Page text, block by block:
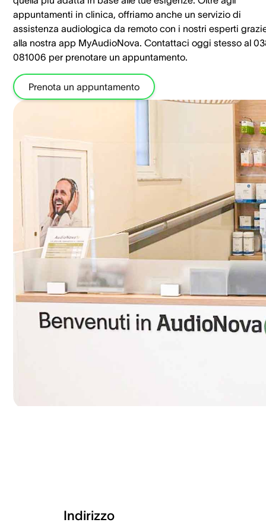
appuntamenti in clinica, offriamo anche un servizio di
assistenza audiologica da remoto con i nostri esperti
alla nostra app MyAudioNova. Contattaci oggi stesso al
081006 per prenotare un appuntamento.
Prenota un appuntamento
Indirizzo